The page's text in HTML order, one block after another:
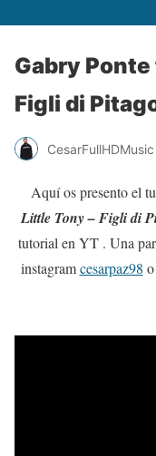
Gabry
Figli di
CesarFullHDMusic
Aquí os presento el
Little Tony – Figli di
tutorial en YT . Una
instagramcesarpaz98